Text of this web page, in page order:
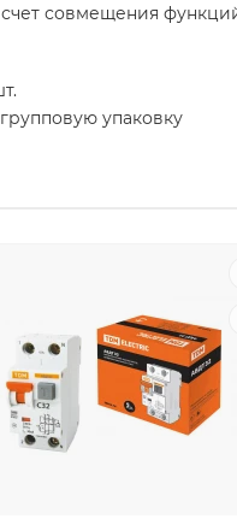
совмещения
упаковку